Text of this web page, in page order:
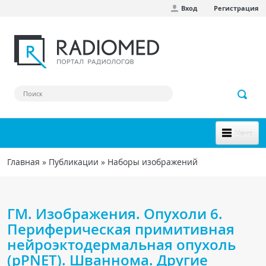
Вход Регистрация
Меню
НОВОЕ НА САЙТЕ
Форум
Наш сборник ссылок
Вы здесь
Главная » Публикации » Наборы изображений
ГМ. Изображения. Опухоли 6.
Периферическая примитивная
нейроэктодермальная опухоль
(pPNET). Шваннома. Другие